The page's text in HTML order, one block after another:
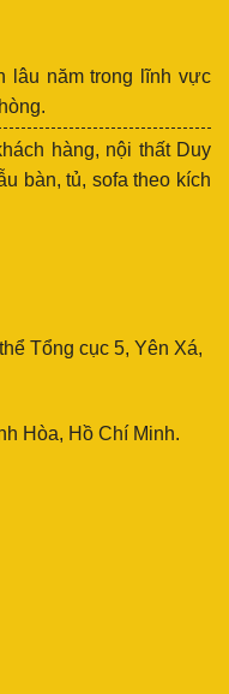
lâu năm trong lĩnh vực
hàng, nội thất Duy
bàn, tủ, sofa theo kích
Tổng cục 5, Yên Xá,
Hòa, Hồ Chí Minh.